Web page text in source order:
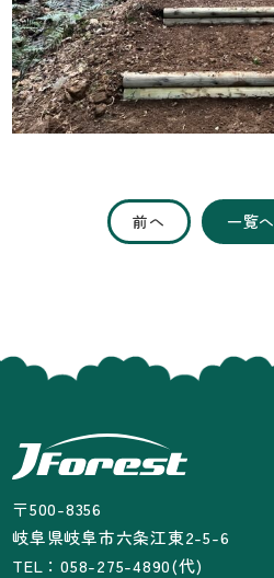
前へ 一覧へ
〒500-8356
岐阜県岐阜市六条江東2-5-6
TEL：058-275-4890(代)